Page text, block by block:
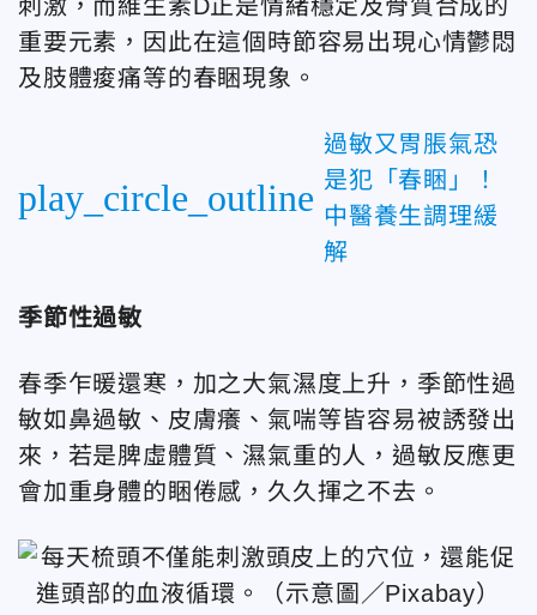
刺激，而維生素D正是情緒穩定及骨質合成的
重要元素，因此在這個時節容易出現心情鬱悶
及肢體痠痛等的春睏現象。
play_circle_outline
過敏又胃脹氣恐
是犯「春睏」！
中醫養生調理緩
解
季節性過敏
春季乍暖還寒，加之大氣濕度上升，季節性過
敏如鼻過敏、皮膚癢、氣喘等皆容易被誘發出
來，若是脾虛體質、濕氣重的人，過敏反應更
會加重身體的睏倦感，久久揮之不去。